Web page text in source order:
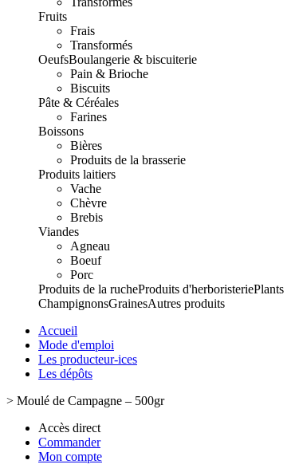
Fruits
Frais
Transformés
OeufsBoulangerie & biscuiterie
Pain & Brioche
Biscuits
Pâte & Céréales
Farines
Boissons
Bières
Produits de la brasserie
Produits laitiers
Vache
Chèvre
Brebis
Viandes
Agneau
Boeuf
Porc
Produits de la rucheProduits d'herboristeriePlants
ChampignonsGrainesAutres produits
Accueil
Mode d'emploi
Les producteur-ices
Les dépôts
> Moulé de Campagne – 500gr
Accès direct
Commander
Mon compte